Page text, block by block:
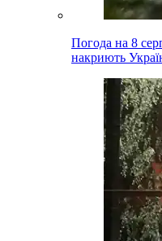
Погода на 8
накриють